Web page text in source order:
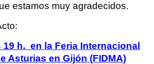
estamos muy agradecidos.
19 h. en la Feria Internacional
Asturias en Gijón (FIDMA)